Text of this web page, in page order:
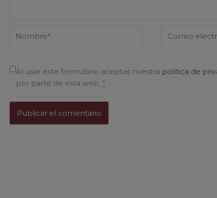
electrónico*
Al usar este formulario aceptas nuestra política de
por parte de esta web. *